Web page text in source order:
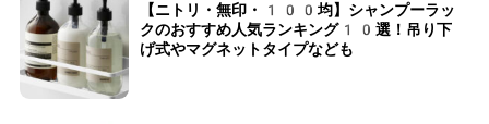
【ニトリ・無印・100均】シャンプーラッ
クのおすすめ人気ランキング10選！吊り下
げ式やマグネットタイプなども